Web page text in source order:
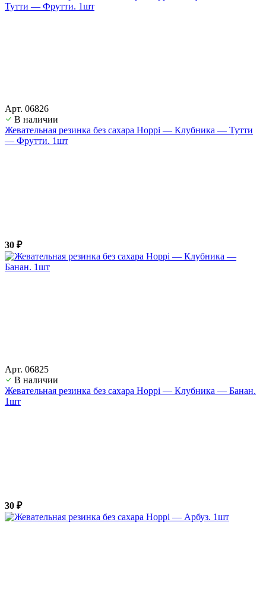
Арт. 06826
В наличии
Жевательная резинка без сахара Hoppi — Клубника — Тутти
— Фрутти. 1шт
30 ₽
Арт. 06825
В наличии
Жевательная резинка без сахара Hoppi — Клубника — Банан.
1шт
30 ₽